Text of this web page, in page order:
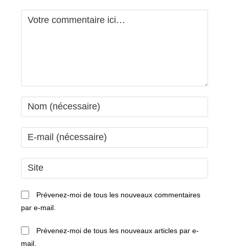
Comment
Enter
your
name
comment
Enter
your
email
address
comment
Saisir
l’URL
de
(facultatif)
Prévenez-moi de tous les nouveaux commentaires
par e-mail.
Prévenez-moi de tous les nouveaux articles par e-
mail.